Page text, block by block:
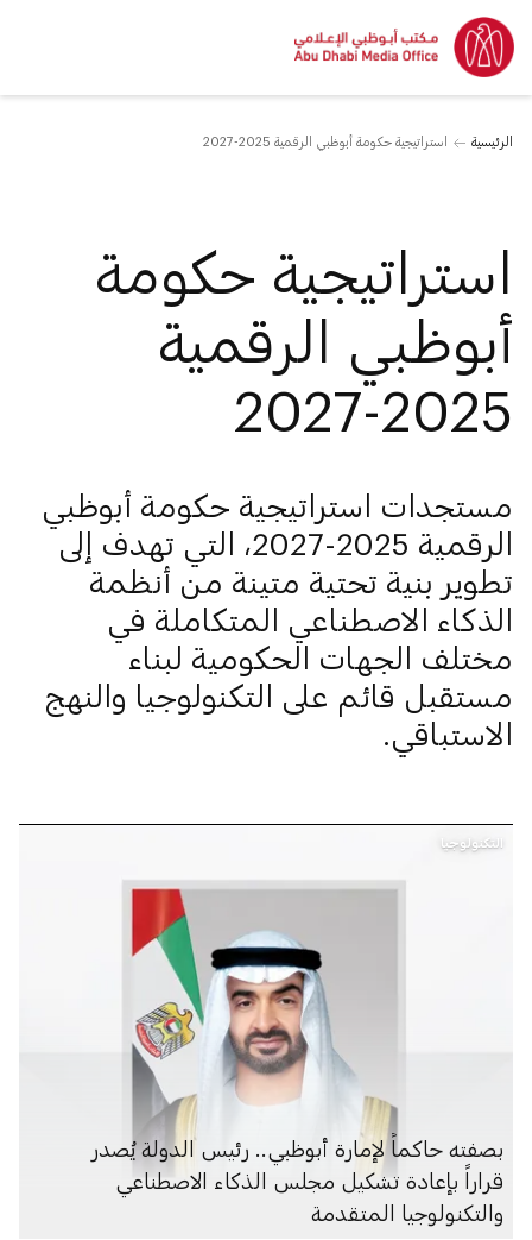
الرئيسية استراتيجية حكومة أبوظبي الرقمية 2025-2027
استراتيجية حكومة
أبوظبي الرقمية
2025-2027
مستجدات استراتيجية حكومة أبوظبي
الرقمية 2025-2027، التي تهدف إلى
تطوير بنية تحتية متينة من أنظمة
الذكاء الاصطناعي المتكاملة في
مختلف الجهات الحكومية لبناء
مستقبل قائم على التكنولوجيا والنهج
الاستباقي.
التكنولوجيا
بصفته حاكماً لإمارة أبوظبي.. رئيس الدولة يُصدر
قراراً بإعادة تشكيل مجلس الذكاء الاصطناعي
والتكنولوجيا المتقدمة